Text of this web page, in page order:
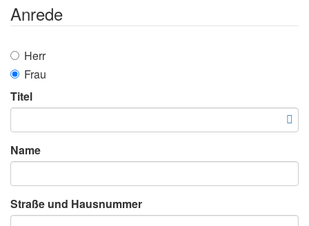
Anrede
Herr
Frau
Titel
Name
Straße und Hausnummer